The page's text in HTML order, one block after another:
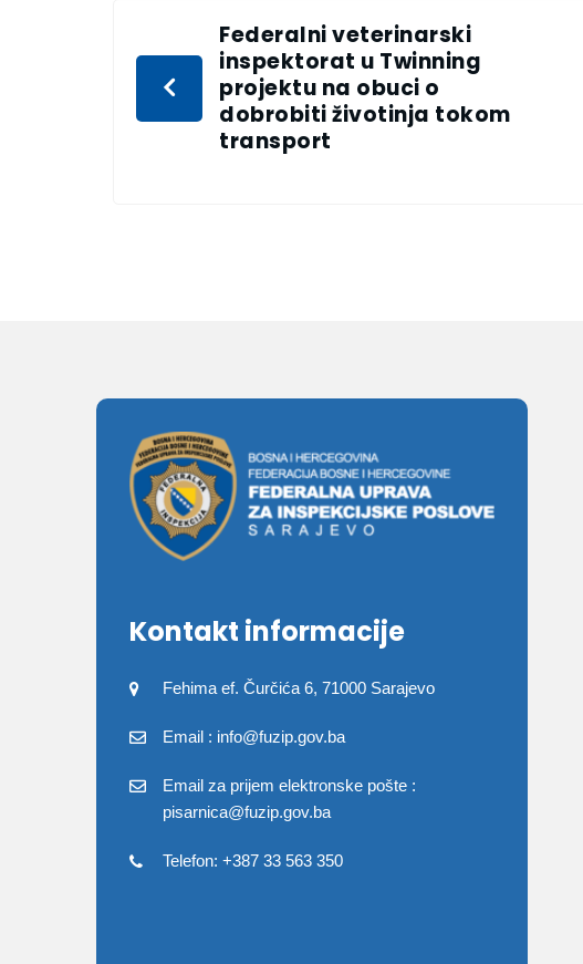
Federalni veterinarski
inspektorat u Twinning
projektu na obuci o
dobrobiti životinja tokom
transport
Kontakt informacije
Fehima ef. Čurčića 6, 71000 Sarajevo
Email : info@fuzip.gov.ba
Email za prijem elektronske pošte :
pisarnica@fuzip.gov.ba
Telefon: +387 33 563 350